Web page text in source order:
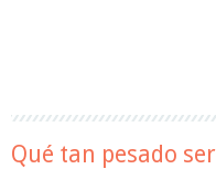
Qué tan pesado